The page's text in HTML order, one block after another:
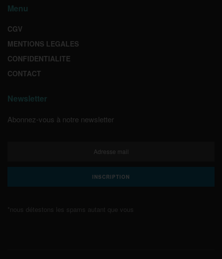
Menu
CGV
MENTIONS LEGALES
CONFIDENTIALITE
CONTACT
Newsletter
Abonnez-vous à notre newsletter
*nous détestons les spams autant que vous